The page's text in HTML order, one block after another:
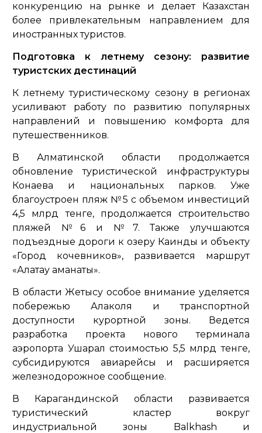
конкуренцию на рынке и делает Казахстан
более привлекательным направлением для
иностранных туристов.
Подготовка к летнему сезону: развитие
туристских дестинаций
К летнему туристическому сезону в регионах
усиливают работу по развитию популярных
направлений и повышению комфорта для
путешественников.
В Алматинской области продолжается
обновление туристической инфраструктуры
Конаева и национальных парков. Уже
благоустроен пляж №5 с объемом инвестиций
4,5 млрд тенге, продолжается строительство
пляжей №6 и №7. Также улучшаются
подъездные дороги к озеру Каинды и объекту
«Город кочевников», развивается маршрут
«Алатау аманаты».
В области Жетысу особое внимание уделяется
побережью Алаколя и транспортной
доступности курортной зоны. Ведется
разработка проекта нового терминала
аэропорта Ушарал стоимостью 5,5 млрд тенге,
субсидируются авиарейсы и расширяется
железнодорожное сообщение.
В Карагандинской области развивается
туристический кластер вокруг
индустриальной зоны Balkhash и